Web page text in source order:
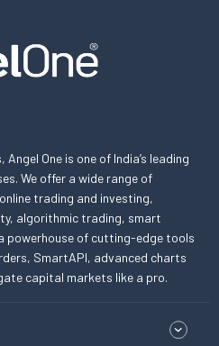
One is one of India’s leading
We offer a wide range of
trading and investing,
algorithmic trading, smart
powerhouse of cutting-edge tools
SmartAPI, advanced charts
capital markets like a pro.